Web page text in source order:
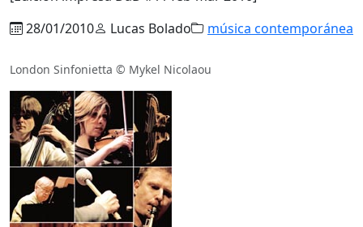
28/01/2010
Lucas Bolado música contemporánea
London Sinfonietta © Mykel Nicolaou